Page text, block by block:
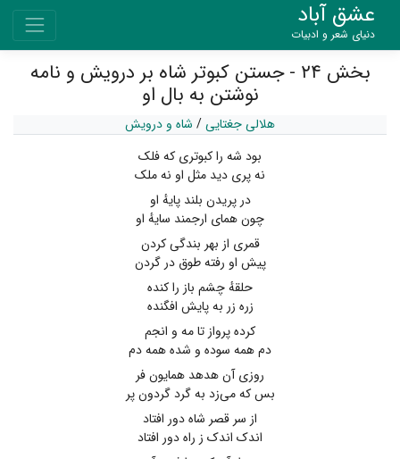
عشق آباد
دنیای شعر و ادبیات
بخش ۲۴ - جستن کبوتر شاه بر درویش و نامه
نوشتن به بال او
هلالی جغتایی/ شاه و درویش
بود شه را کبوتری که فلک
نه پری دید مثل او نه ملک
در پریدن بلند پایهٔ او
چون همای ارجمند سایهٔ او
قمری از بهر بندگی کردن
پیش او رفته طوق در گردن
حلقهٔ چشم باز را کنده
زره زر به پایش افگنده
کرده پرواز تا مه و انجم
دم همه سوده و شده همه دم
روزی آن هدهد همایون فر
بس که می‌زد به گرد گردون پر
از سر قصر شاه دور افتاد
اندک اندک ز راه دور افتاد